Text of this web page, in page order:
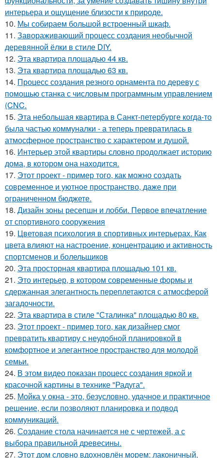
интерьера и ощущение близости к природе.
10. Мы собираем большой встроенный шкаф.
11. Завораживающий процесс создания необычной
деревянной ёлки в стиле DIY.
12. Эта квартира площадью 44 кв.
13. Эта квартира площадью 63 кв.
14. Процесс создания резного орнамента по дереву с
помощью станка с числовым программным управлением
(CNC.
15. Эта небольшая квартира в Санкт-петербурге когда-то
была частью коммуналки - а теперь превратилась в
атмосферное пространство с характером и душой.
16. Интерьер этой квартиры словно продолжает историю
дома, в котором она находится.
17. Этот проект - пример того, как можно создать
современное и уютное пространство, даже при
ограниченном бюджете.
18. Дизайн зоны ресепшн и лобби. Первое впечатление
от спортивного сооружения
19. Цветовая психология в спортивных интерьерах. Как
цвета влияют на настроение, концентрацию и активность
спортсменов и болельщиков
20. Эта просторная квартира площадью 101 кв.
21. Это интерьер, в котором современные формы и
сдержанная элегантность переплетаются с атмосферой
загадочности.
22. Эта квартира в стиле "Сталинка" площадью 80 кв.
23. Этот проект - пример того, как дизайнер смог
превратить квартиру с неудобной планировкой в
комфортное и элегантное пространство для молодой
семьи.
24. В этом видео показан процесс создания яркой и
красочной картины в технике "Радуга".
25. Мойка у окна - это, безусловно, удачное и практичное
решение, если позволяют планировка и подвод
коммуникаций.
26. Создание стола начинается не с чертежей, а с
выбора правильной древесины.
27. Этот дом словно вдохновлён морем: лаконичный,